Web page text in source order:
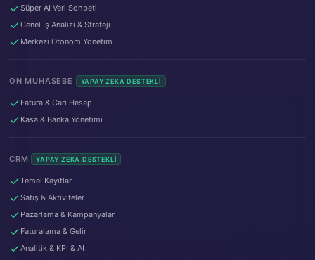
Süper AI Veri Sohbeti
Genel İş Analizi & Strateji
Merkezi Otonom Yonetim
ÖN MUHASEBE YAPAY ZEKA DESTEKLI
Fatura & Cari Hesap
Kasa & Banka Yönetimi
CRM YAPAY ZEKA DESTEKLI
Temel Kayıtlar
Satış & Aktiviteler
Pazarlama & Kampanyalar
Faturalama & Gelir
Analitik & KPI & AI